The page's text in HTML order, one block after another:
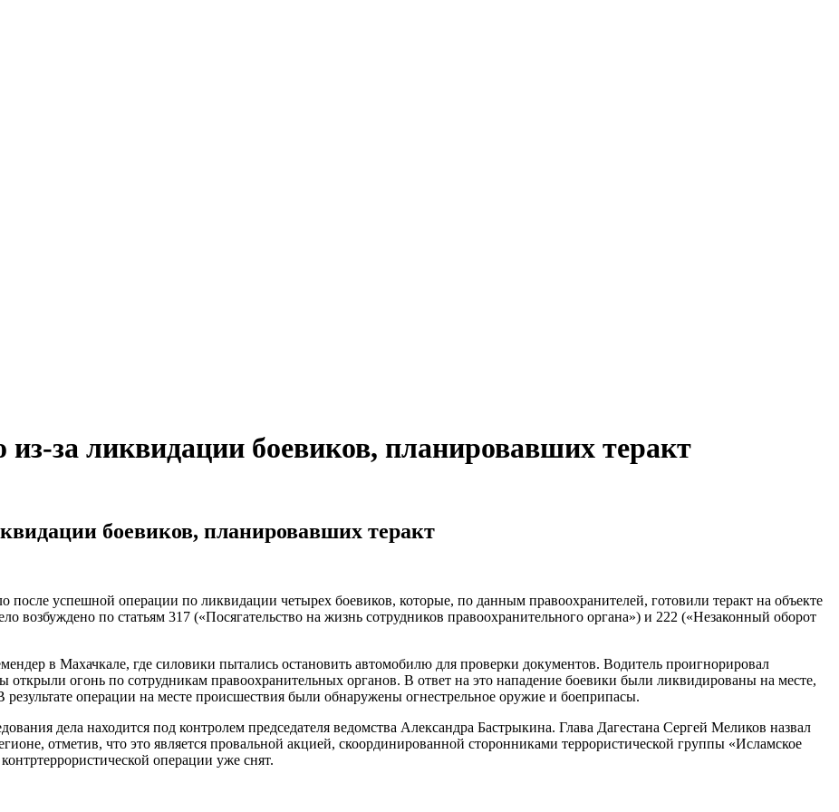
из-за ликвидации боевиков, планировавших теракт
боевиков, планировавших теракт
после успешной операции по ликвидации четырех боевиков, которые, по данным правоохранителей, готовили теракт на объекте
возбуждено по статьям 317 («Посягательство на жизнь сотрудников правоохранительного органа») и 222 («Незаконный оборот
в Махачкале, где силовики пытались остановить автомобилю для проверки документов. Водитель проигнорировал
открыли огонь по сотрудникам правоохранительных органов. В ответ на это нападение боевики были ликвидированы на месте,
операции на месте происшествия были обнаружены огнестрельное оружие и боеприпасы.
дела находится под контролем председателя ведомства Александра Бастрыкина. Глава Дагестана Сергей Меликов назвал
отметив, что это является провальной акцией, скоординированной сторонниками террористической группы «Исламское
операции уже снят.